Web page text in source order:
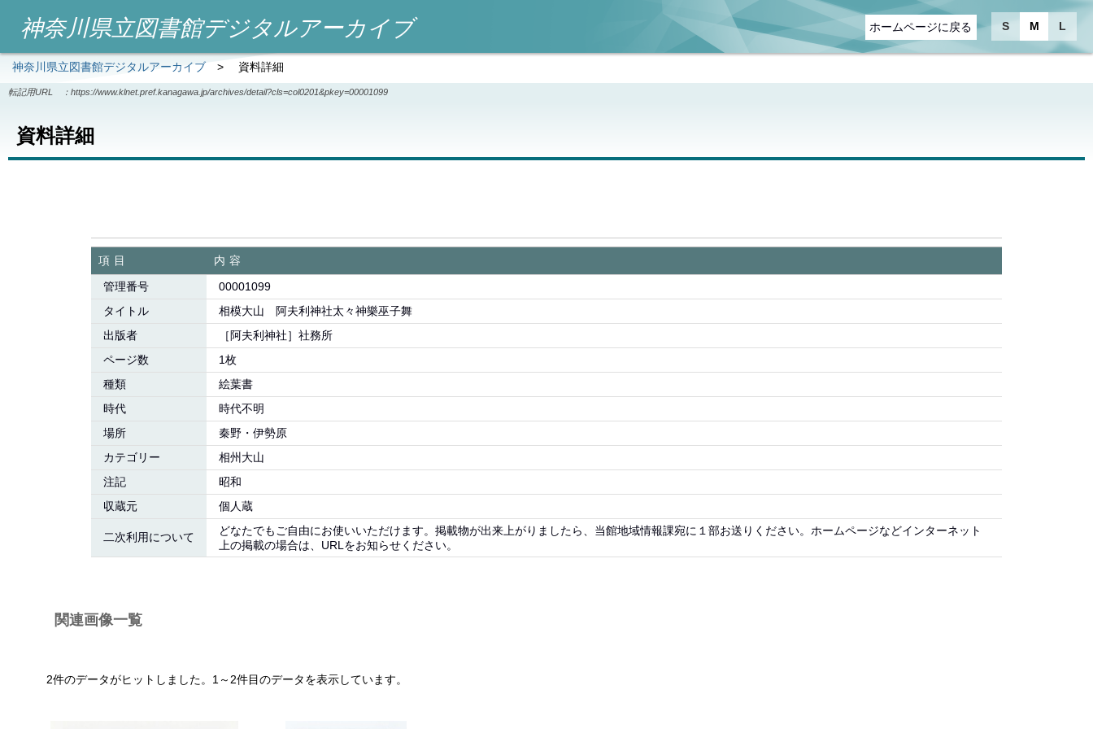
S M L
ホームページに戻る
神奈川県立図書館デジタルアーカイブ
神奈川県立図書館デジタルアーカイブ> 資料詳細
転記用URL ： https://www.klnet.pref.kanagawa.jp/archives/detail?cls=col0201&pkey=00001099
資料詳細
項目
内容
管理番号
00001099
タイトル
相模大山 阿夫利神社太々神樂巫子舞
出版者
［阿夫利神社］社務所
ページ数
1枚
種類
絵葉書
時代
時代不明
場所
秦野・伊勢原
カテゴリー
相州大山
注記
昭和
収蔵元
個人蔵
二次利用について
どなたでもご自由にお使いいただけます。掲載物が出来上がりましたら、当館地域情報課宛に１部お送りください。ホームページなどインターネット
上の掲載の場合は、URLをお知らせください。
関連画像一覧
2件のデータがヒットしました。1～2件目のデータを表示しています。